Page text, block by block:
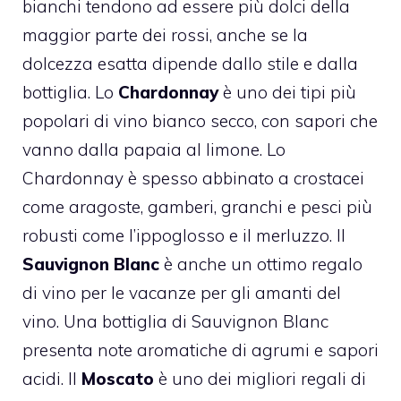
bianchi tendono ad essere più dolci della
maggior parte dei rossi, anche se la
dolcezza esatta dipende dallo stile e dalla
bottiglia. Lo Chardonnayè uno dei tipi più
popolari di vino bianco secco, con sapori che
vanno dalla papaia al limone. Lo
Chardonnay è spesso abbinato a crostacei
come aragoste, gamberi, granchi e pesci più
robusti come l’ippoglosso e il merluzzo. Il
Sauvignon Blanc è anche un ottimo regalo
di vino per le vacanze per gli amanti del
vino. Una bottiglia di Sauvignon Blanc
presenta note aromatiche di agrumi e sapori
acidi. Il Moscato è uno dei migliori regali di